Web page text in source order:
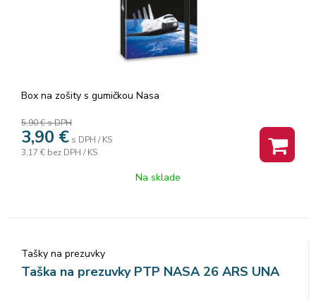
Box na zošity s gumičkou Nasa
5,90 €s DPH
3,90 € s DPH / KS
3,17 € bez DPH / KS
Na sklade
Tašky na prezuvky
Taška na prezuvky PTP NASA 26 ARS UNA